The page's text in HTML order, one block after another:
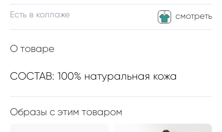
смотреть
Есть в коллаже
О товаре
СОСТАВ: 100% натуральная кожа
Образы с этим товаром